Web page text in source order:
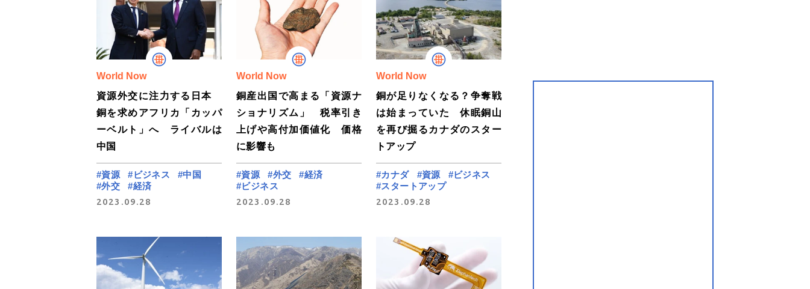
World Now
資源外交に注力する日本
銅を求めアフリカ「カッパ
ーベルト」へ ライバルは
中国
#資源 #ビジネス
#中国
#外交
#経済
2023.09.28
World Now
銅産出国で高まる「資源ナ
ショナリズム」 税率引き
上げや高付加価値化 価格
に影響も
#資源 #外交
#経済
#ビジネス
2023.09.28
World Now
銅が足りなくなる？争奪戦
は始まっていた 休眠銅山
を再び掘るカナダのスター
トアップ
#カナダ #資源
#ビジネス
#スタートアップ
2023.09.28